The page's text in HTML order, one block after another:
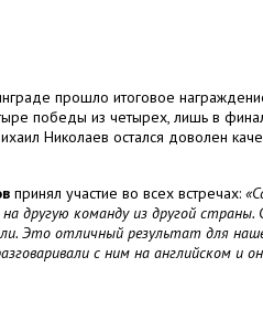
прошло итоговое
победы из четырех, лишь в
Николаев остался доволен
принял участие во всех встречах:
команду из другой страны.
Это отличный результат для
с ним на английском и